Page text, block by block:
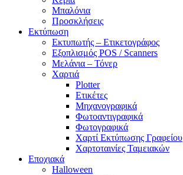
Μπαλόνια
Προσκλήσεις
Εκτύπωση
Εκτυπωτής – Ετικετογράφος
Εξοπλισμός POS / Scanners
Μελάνια – Τόνερ
Χαρτιά
Plotter
Ετικέτες
Μηχανογραφικά
Φωτοαντιγραφικά
Φωτογραφικά
Χαρτί Εκτύπωσης Γραφείου
Χαρτοταινίες Ταμειακών
Εποχιακά
Halloween